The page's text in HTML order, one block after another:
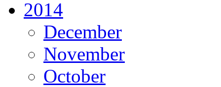
2014
December
November
October